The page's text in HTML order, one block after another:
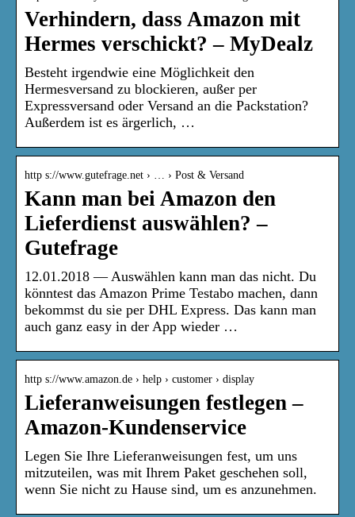
Verhindern, dass Amazon mit
Hermes verschickt? – MyDealz
Besteht irgendwie eine Möglichkeit den
Hermesversand zu blockieren, außer per
Expressversand oder Versand an die Packstation?
Außerdem ist es ärgerlich, …
http s://www.gutefrage.net › … › Post & Versand
Kann man bei Amazon den
Lieferdienst auswählen? –
Gutefrage
12.01.2018 — Auswählen kann man das nicht. Du
könntest das Amazon Prime Testabo machen, dann
bekommst du sie per DHL Express. Das kann man
auch ganz easy in der App wieder …
http s://www.amazon.de › help › customer › display
Lieferanweisungen festlegen –
Amazon-Kundenservice
Legen Sie Ihre Lieferanweisungen fest, um uns
mitzuteilen, was mit Ihrem Paket geschehen soll,
wenn Sie nicht zu Hause sind, um es anzunehmen.